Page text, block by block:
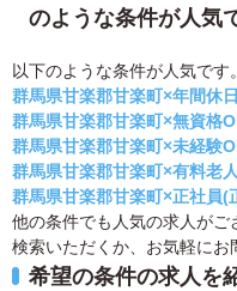
のような条件が人気
以下のような条件が人気です。
群馬県甘楽郡甘楽町×年間休
群馬県甘楽郡甘楽町×無資格
群馬県甘楽郡甘楽町×未経験
群馬県甘楽郡甘楽町×有料老
群馬県甘楽郡甘楽町×正社員(
他の条件でも人気の求人がご
検索いただくか、お気軽にお
希望の条件の求人を